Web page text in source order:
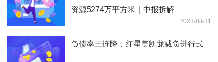
资源5274万平方米｜中报拆解
2023-08-31
负债率三连降，红星美凯龙减负进行式